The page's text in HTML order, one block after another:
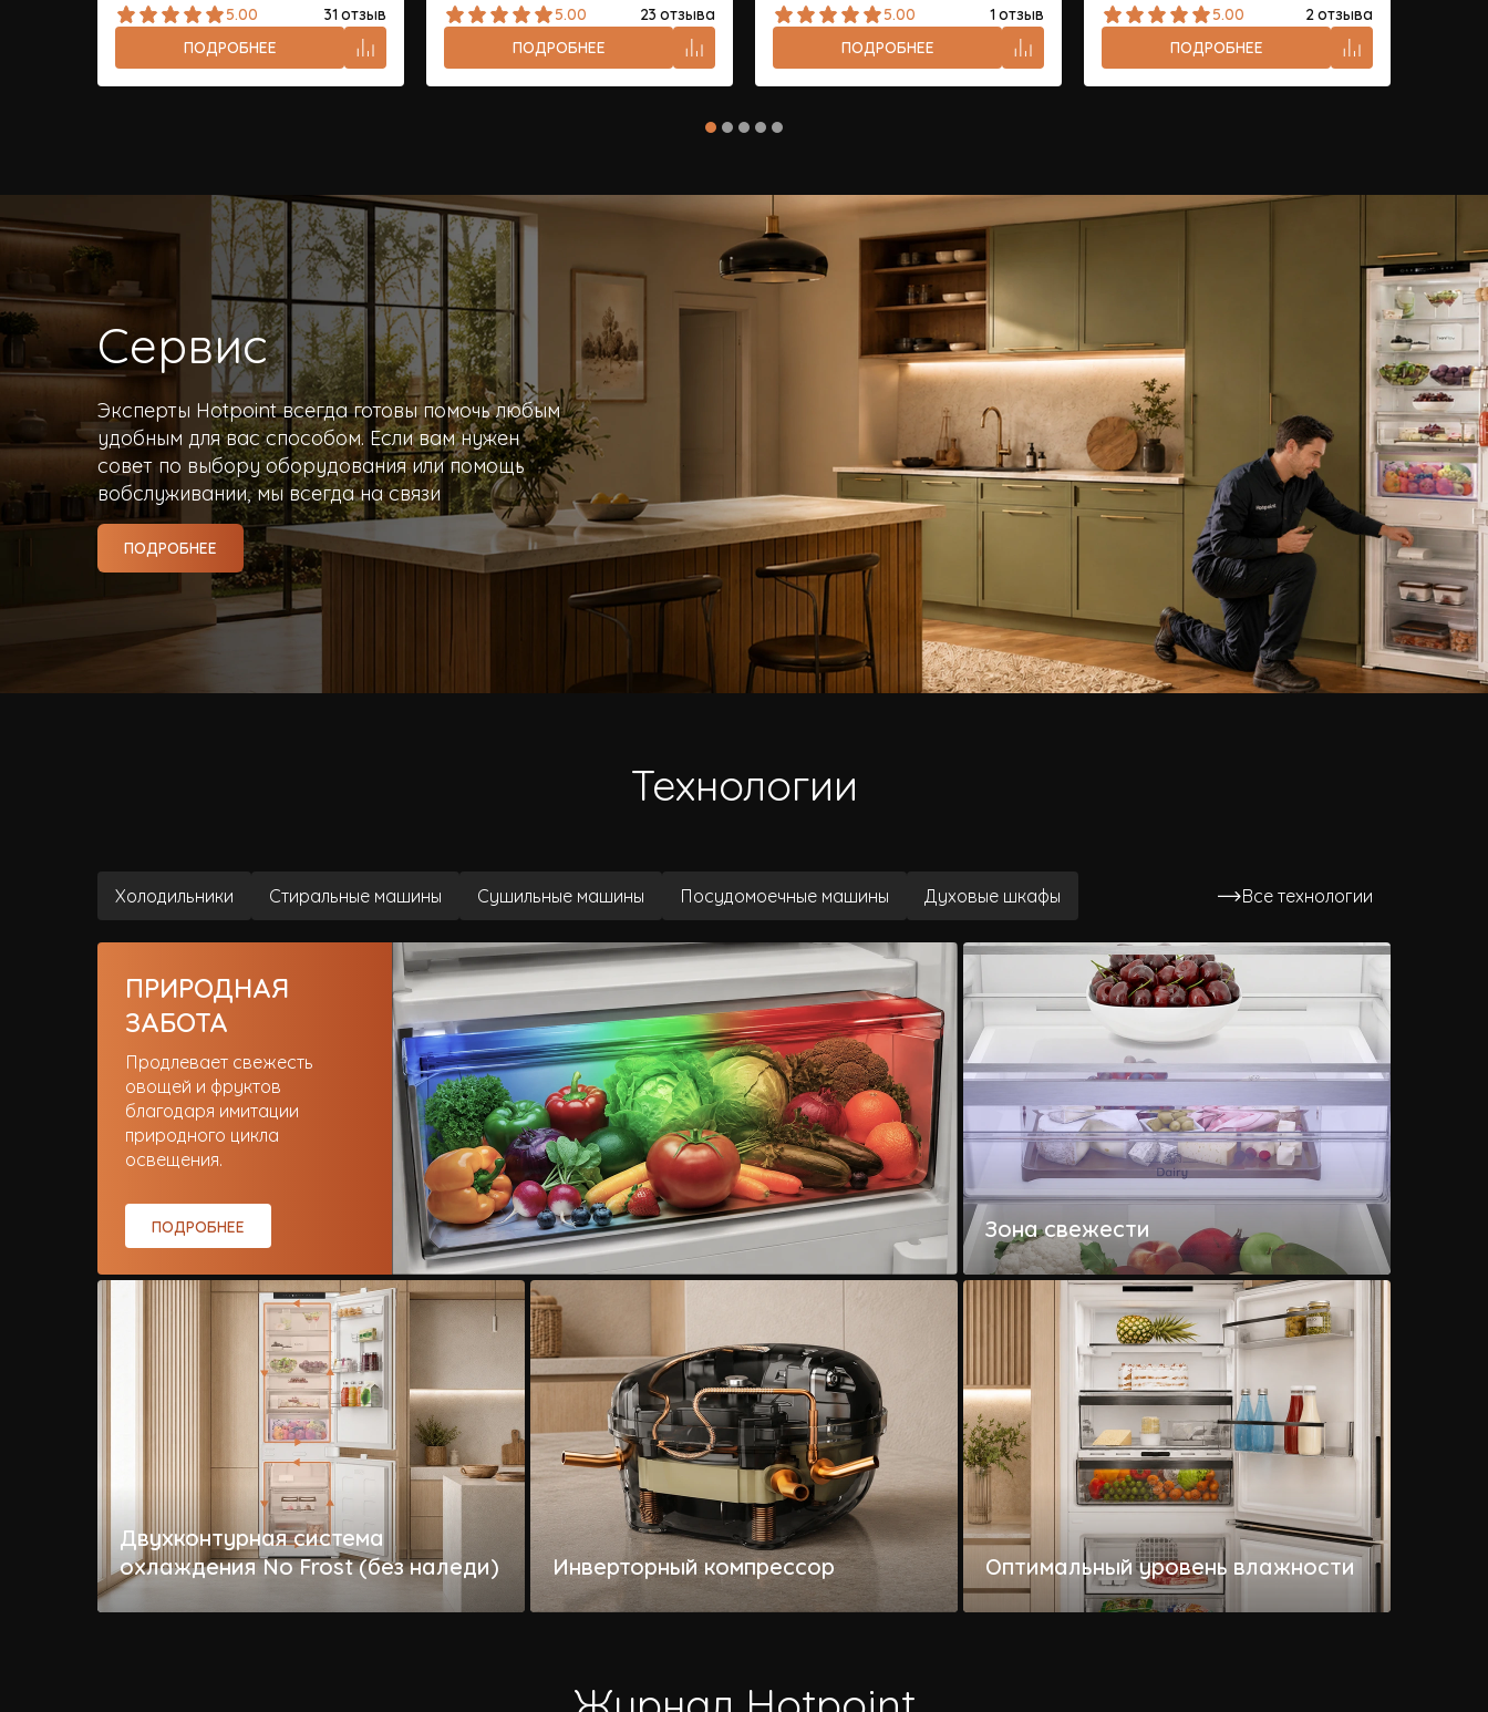
5.00
31 отзыв
ПОДРОБНЕЕ
5.00
23 отзыва
ПОДРОБНЕЕ
5.00
1 отзыв
ПОДРОБНЕЕ
5.00
2 отзыва
ПОДРОБНЕЕ
Сервис
Эксперты Hotpoint всегда готовы помочь любым
удобным для вас способом. Если вам нужен
совет по выбору оборудования или помощь
вобслуживании, мы всегда на связи
ПОДРОБНЕЕ
Технологии
Холодильники Стиральные машины Сушильные машины Посудомоечные машины Духовые шкафы Все технологии
ПРИРОДНАЯ
ЗАБОТА
Продлевает свежесть
овощей и фруктов
благодаря имитации
природного цикла
освещения.
ПОДРОБНЕЕ Зона свежести
Отделение с температурой 0–3 °C помогает
дольше хранить свежие продукты.
Двухконтурная система
охлаждения No Frost (без наледи)
Предотвращает образование инея и наледи
Инверторный компрессор
Тихая работа, надежность и экономия
Оптимальный уровень влажности
Оптимальный баланс влажности и